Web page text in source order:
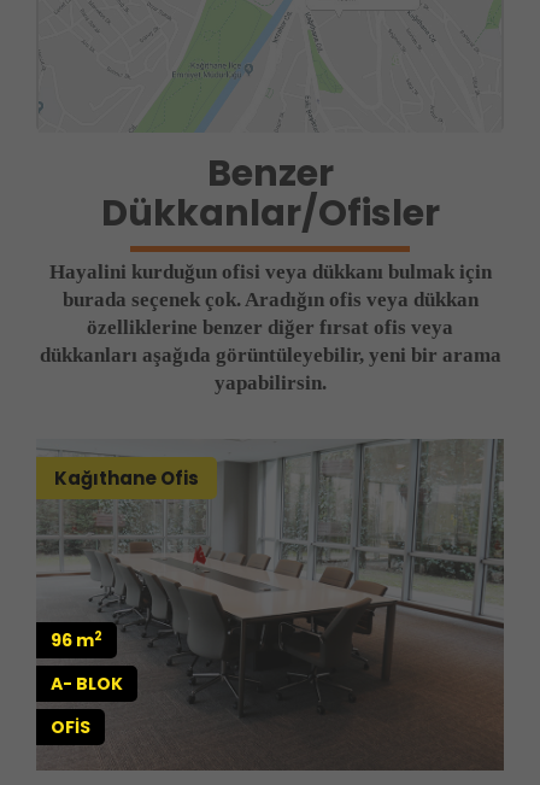
Benzer
Dükkanlar/Ofisler
Hayalini kurduğun ofisi veya dükkanı bulmak için
burada seçenek çok. Aradığın ofis veya dükkan
özelliklerine benzer diğer fırsat ofis veya
dükkanları aşağıda görüntüleyebilir, yeni bir arama
yapabilirsin.
Kağıthane Ofis
96 m2
A- BLOK
OFİS